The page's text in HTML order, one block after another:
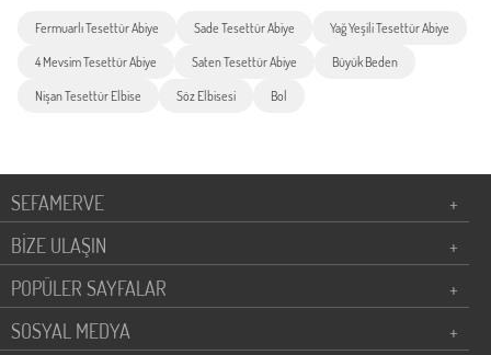
Fermuarlı Tesettür Abiye Sade Tesettür Abiye Yağ Yeşili Tesettür Abiye
4 Mevsim Tesettür Abiye Saten Tesettür Abiye Büyük Beden
Nişan Tesettür Elbise Söz Elbisesi Bol
SEFAMERVE
+
BİZE ULAŞIN
+
POPÜLER SAYFALAR
+
SOSYAL MEDYA
+